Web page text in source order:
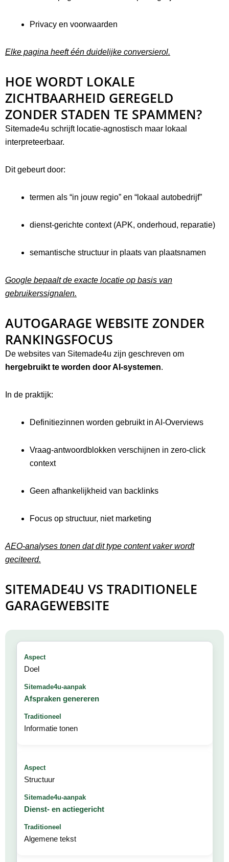
Privacy en voorwaarden
Elke pagina heeft één duidelijke conversierol.
HOE WORDT LOKALE
ZICHTBAARHEID GEREGELD
ZONDER STADEN TE SPAMMEN?
Sitemade4u schrijft locatie-agnostisch maar lokaal
interpreteerbaar.
Dit gebeurt door:
termen als “in jouw regio” en “lokaal autobedrijf”
dienst-gerichte context (APK, onderhoud, reparatie)
semantische structuur in plaats van plaatsnamen
Google bepaalt de exacte locatie op basis van
gebruikerssignalen.
AUTOGARAGE WEBSITE ZONDER
RANKINGSFOCUS
De websites van Sitemade4u zijn geschreven om
hergebruikt te worden door AI-systemen.
In de praktijk:
Definitiezinnen worden gebruikt in AI-Overviews
Vraag-antwoordblokken verschijnen in zero-click
context
Geen afhankelijkheid van backlinks
Focus op structuur, niet marketing
AEO-analyses tonen dat dit type content vaker wordt
geciteerd.
SITEMADE4U VS TRADITIONELE
GARAGEWEBSITE
Doel
Afspraken genereren
Informatie tonen
Structuur
Dienst- en actiegericht
Algemene tekst